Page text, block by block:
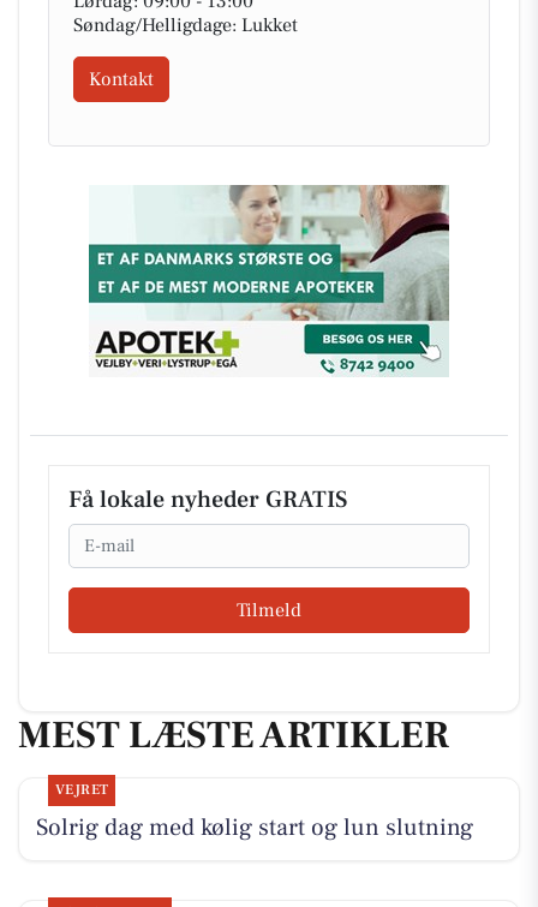
Søndag/Helligdage: Lukket
Kontakt
Få lokale nyheder GRATIS
Email
Tilmeld
MEST LÆSTE ARTIKLER
VEJRET
Solrig dag med kølig start og lun slutning